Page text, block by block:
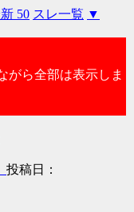
50 スレ一覧 ▼
がら全部は表示しま
投稿日：